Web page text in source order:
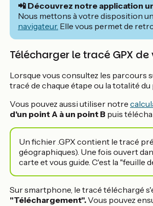
📲 Découvrez notre application
Nous mettons à votre disposition
navigateur. Elle vous permet de
Télécharger le tracé GPX
Lorsque vous consultez les parcours
tracé de chaque étape ou la totalité
Vous pouvez aussi utiliser notre
d'un point A à un point B puis
Un fichier .GPX contient le tracé
géographiques). Une fois ouvert
carte et vous guide. C'est la "feuille
Sur smartphone, le tracé téléchargé
"Téléchargement".Vous pouvez